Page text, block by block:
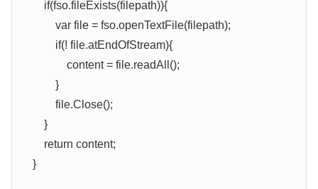
if(fso.fileExists(filepath)){
var file = fso.openTextFile(filepath);
if(! file.atEndOfStream){
content = file.readAll();
}
file.Close();
}
return content;
}